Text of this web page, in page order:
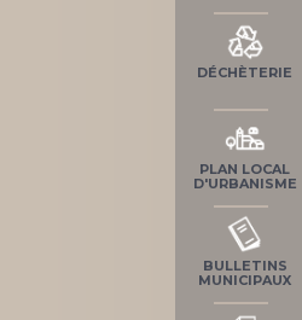
DÉCHÈTERIE
PLAN LOCAL
D'URBANISME
BULLETINS
MUNICIPAUX